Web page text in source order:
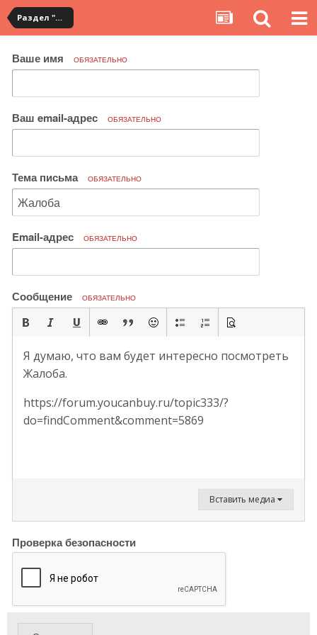
Раздел "Мои посылки" на сервисе YouCanBuy
Ваше имя ОБЯЗАТЕЛЬНО
Ваш email-адрес ОБЯЗАТЕЛЬНО
Тема письма ОБЯЗАТЕЛЬНО
Email-адрес ОБЯЗАТЕЛЬНО
Сообщение ОБЯЗАТЕЛЬНО
Я думаю, что вам будет интересно посмотреть
Жалоба.
https://forum.youcanbuy.ru/topic333/?
do=findComment&comment=5869
Вставить медиа
Проверка безопасности